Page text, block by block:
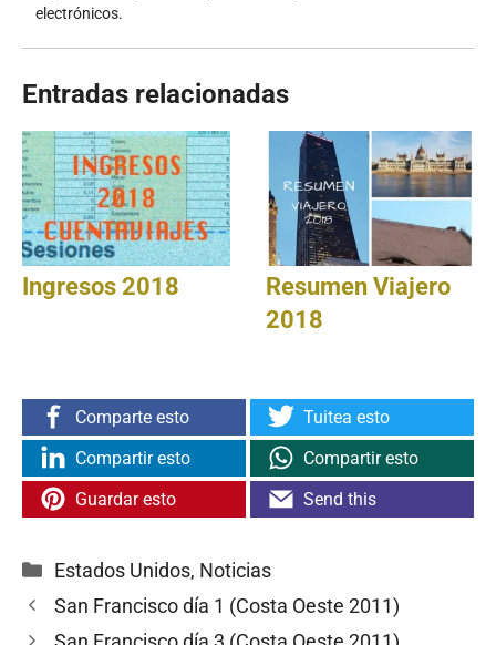
electrónicos.
Entradas relacionadas
Ingresos 2018
Resumen Viajero
2018
Comparte esto
Tuitea esto
Compartir esto
Compartir esto
Guardar esto
Send this
Categorías
Estados Unidos, Noticias
San Francisco día 1 (Costa Oeste 2011)